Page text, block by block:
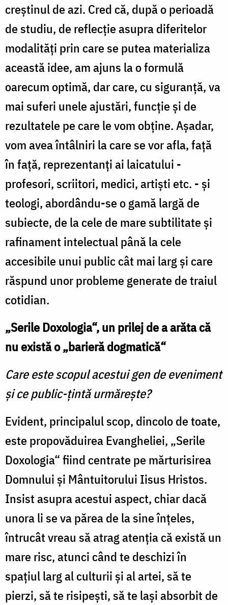
creştinul de azi. Cred că, după o perioadă
de studiu, de reflecţie asupra diferitelor
modalităţi prin care se putea materializa
această idee, am ajuns la o formulă
oarecum optimă, dar care, cu siguranţă, va
mai suferi unele ajustări, funcţie şi de
rezultatele pe care le vom obţine. Aşadar,
vom avea întâlniri la care se vor afla, faţă
în faţă, reprezentanţi ai laicatului -
profesori, scriitori, medici, artişti etc. - şi
teologi, abordându-se o gamă largă de
subiecte, de la cele de mare subtilitate şi
rafinament intelectual până la cele
accesibile unui public cât mai larg şi care
răspund unor probleme generate de traiul
cotidian.
„Serile Doxologia“, un prilej de a arăta că
nu există o „barieră dogmatică“
Care este scopul acestui gen de eveniment
şi ce public-ţintă urmăreşte?
Evident, principalul scop, dincolo de toate,
este propovăduirea Evangheliei, „Serile
Doxologia“ fiind centrate pe mărturisirea
Domnului şi Mântuitorului Iisus Hristos.
Insist asupra acestui aspect, chiar dacă
unora li se va părea de la sine înţeles,
întrucât vreau să atrag atenţia că există un
mare risc, atunci când te deschizi în
spaţiul larg al culturii şi al artei, să te
pierzi, să te risipeşti, să te laşi absorbit de